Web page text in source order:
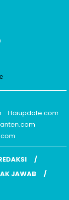
Haiupdate.com
JAWAB